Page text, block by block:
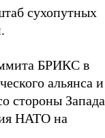
сухопутных
БРИКС в
альянса и
стороны Запада
НАТО на